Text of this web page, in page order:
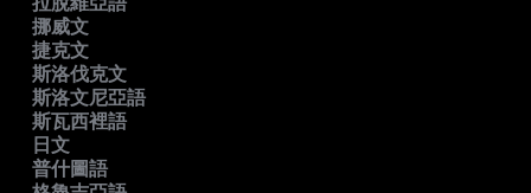
挪威文
捷克文
斯洛伐克文
斯洛文尼亞語
斯瓦西裡語
日文
普什圖語